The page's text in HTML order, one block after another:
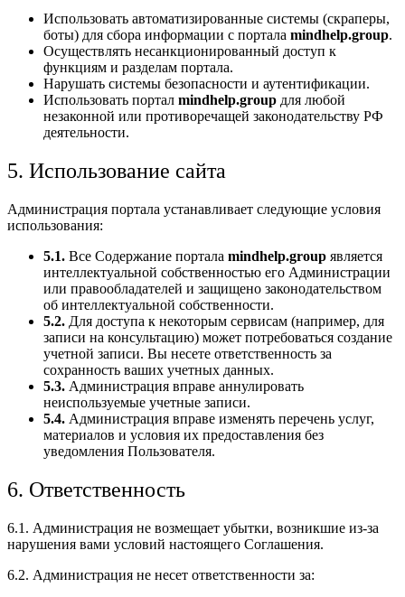
Использовать автоматизированные системы (скраперы,
боты) для сбора информации с портала mindhelp.group.
Осуществлять несанкционированный доступ к
функциям и разделам портала.
Нарушать системы безопасности и аутентификации.
Использовать портал mindhelp.group для любой
незаконной или противоречащей законодательству РФ
деятельности.
5. Использование сайта
Администрация портала устанавливает следующие условия
использования:
5.1. Все Содержание портала mindhelp.group является
интеллектуальной собственностью его Администрации
или правообладателей и защищено законодательством
об интеллектуальной собственности.
5.2. Для доступа к некоторым сервисам (например, для
записи на консультацию) может потребоваться создание
учетной записи. Вы несете ответственность за
сохранность ваших учетных данных.
5.3. Администрация вправе аннулировать
неиспользуемые учетные записи.
5.4. Администрация вправе изменять перечень услуг,
материалов и условия их предоставления без
уведомления Пользователя.
6. Ответственность
6.1. Администрация не возмещает убытки, возникшие из-за
нарушения вами условий настоящего Соглашения.
6.2. Администрация не несет ответственности за: